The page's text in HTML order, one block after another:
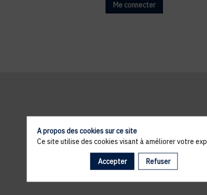
Me connecter
A propos des cookies sur ce site
Ce site utilise des cookies visant à améliorer votre
Accepter Refuser